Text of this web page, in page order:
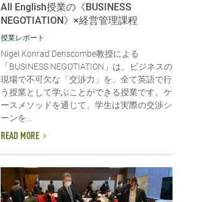
All English授業の《BUSINESS
NEGOTIATION》×経営管理課程
授業レポート
Nigel Konrad Denscombe教授による
「BUSINESS NEGOTIATION」は、ビジネスの
現場で不可欠な「交渉力」を、全て英語で行
う授業として学ぶことができる授業です。ケ
ースメソッドを通じて、学生は実際の交渉シ
ーンを...
READ MORE